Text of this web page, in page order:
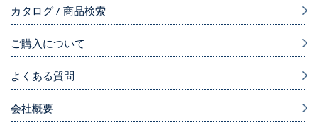
カタログ / 商品検索
ご購入について
よくある質問
会社概要